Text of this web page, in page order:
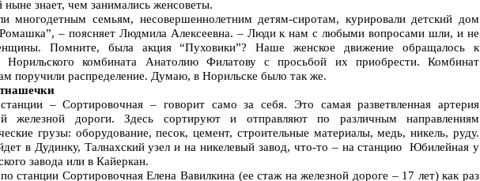
знает, чем занимались женсоветы.
многодетным семьям, несовершеннолетним детям-сиротам, курировали детский дом
– поясняет Людмила Алексеевна. – Люди к нам с любыми вопросами шли, и не
Помните, была акция “Пуховики”? Наше женское движение обращалось к
Норильского комбината Анатолию Филатову с просьбой их приобрести. Комбинат
поручили распределение. Думаю, в Норильске было так же.
– Сортировочная – говорит само за себя. Это самая разветвленная артерия
железной дороги. Здесь сортируют и отправляют по различным направлениям
грузы: оборудование, песок, цемент, строительные материалы, медь, никель, руду.
в Дудинку, Талнахский узел и на никелевый завод, что-то – на станцию Юбилейная у
завода или в Кайеркан.
станции Сортировочная Елена Вавилкина (ее стаж на железной дороге – 17 лет) как раз